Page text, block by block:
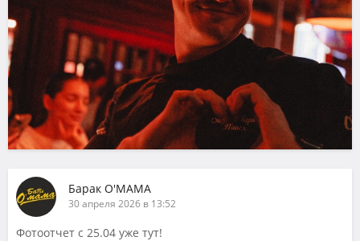
Барак О'МАМА
30 апреля 2026 в 13:52
Фотоотчет с 25.04 уже тут!